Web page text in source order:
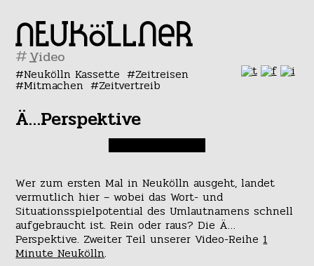
#
Neukölln Kassette Zeitreisen
Mitmachen Zeitvertreib
Ä…Perspektive
Wer zum ersten Mal in Neukölln ausgeht, landet
vermutlich hier – wobei das Wort- und
Situationsspielpotential des Umlautnamens schnell
aufgebraucht ist. Rein oder raus? Die Ä…
Perspektive. Zweiter Teil unserer Video-Reihe1
Minute Neukölln.